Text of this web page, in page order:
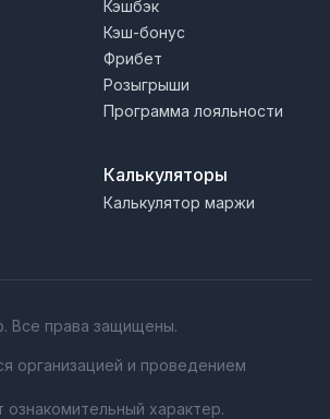
Кэшбэк
Кэш-бонус
Фрибет
Розыгрыши
Программа лояльности
Калькуляторы
Калькулятор маржи
Все права защищены.
организацией и проведением
характер.